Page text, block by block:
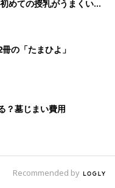
めての授乳がうまくい
本と夏のトラブル 解決テ
の「たまひよ」
？墓じまい費用
Recommended by